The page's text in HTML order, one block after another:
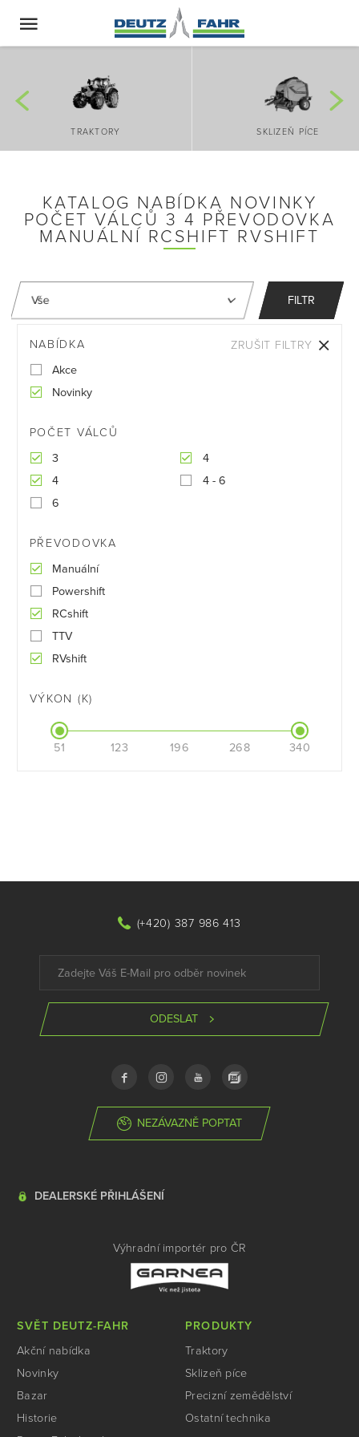
TRAKTORY SKLIZEŇ PÍCE
KATALOG NABÍDKA NOVINKY
POČET VÁLCŮ 3 4 PŘEVODOVKA
MANUÁLNÍ RCSHIFT RVSHIFT
FILTR
NABÍDKA
Akce
Novinky
POČET VÁLCŮ
3
4
4
4 - 6
6
PŘEVODOVKA
Manuální
Powershift
RCshift
TTV
RVshift
VÝKON (K)
51 123 196 268 340
ZRUŠIT FILTRY
(+420) 387 986 413
ODESLAT
NEZÁVAZNĚ POPTAT
DEALERSKÉ PŘIHLÁŠENÍ
Výhradní importér pro ČR
SVĚT DEUTZ-FAHR
Akční nabídka
Novinky
Bazar
Historie
PRODUKTY
Traktory
Sklizeň píce
Precizní zemědělství
Ostatní technika